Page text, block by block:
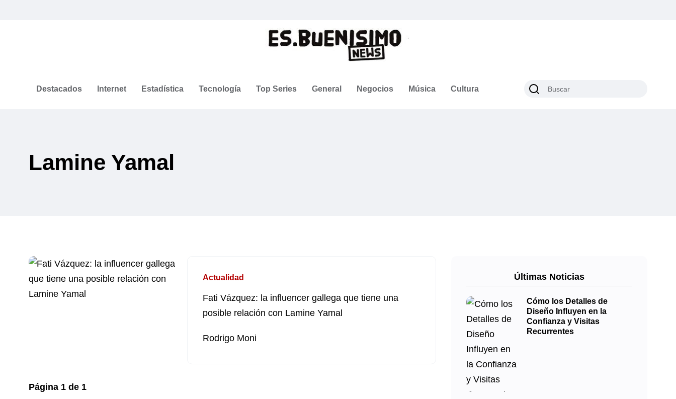
Destacados Internet Estadística Tecnología Top Series General Negocios Música Cultura
Lamine Yamal
Actualidad
Fati Vázquez: la influencer gallega que tiene una
posible relación con Lamine Yamal
Rodrigo Moni
Página 1 de 1
Últimas Noticias
Cómo los Detalles de
Diseño Influyen en la
Confianza y Visitas
Recurrentes